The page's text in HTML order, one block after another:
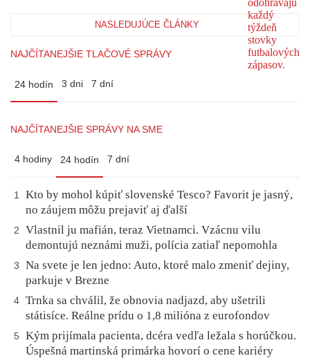
NASLEDUJÚCE ČLÁNKY
NAJČÍTANEJŠIE TLAČOVÉ SPRÁVY
24 hodín 3 dni 7 dní
NAJČÍTANEJŠIE SPRÁVY NA SME
4 hodiny 24 hodín 7 dní
1
Kto by mohol kúpiť slovenské Tesco? Favorit je jasný,
no záujem môžu prejaviť aj ďalší
2
Vlastnil ju mafián, teraz Vietnamci. Vzácnu vilu
demontujú neznámi muži, polícia zatiaľ nepomohla
3
Na svete je len jedno: Auto, ktoré malo zmeniť dejiny,
parkuje v Brezne
4 Trnka sa chválil, že obnovia nadjazd, aby ušetrili
státisíce. Reálne prídu o 1,8 milióna z eurofondov
5
Kým prijímala pacienta, dcéra vedľa ležala s horúčkou.
Úspešná martinská primárka hovorí o cene kariéry